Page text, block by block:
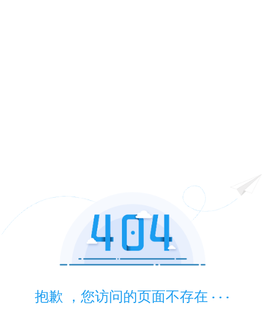
抱歉 ，您访问的页面不存在 · · ·